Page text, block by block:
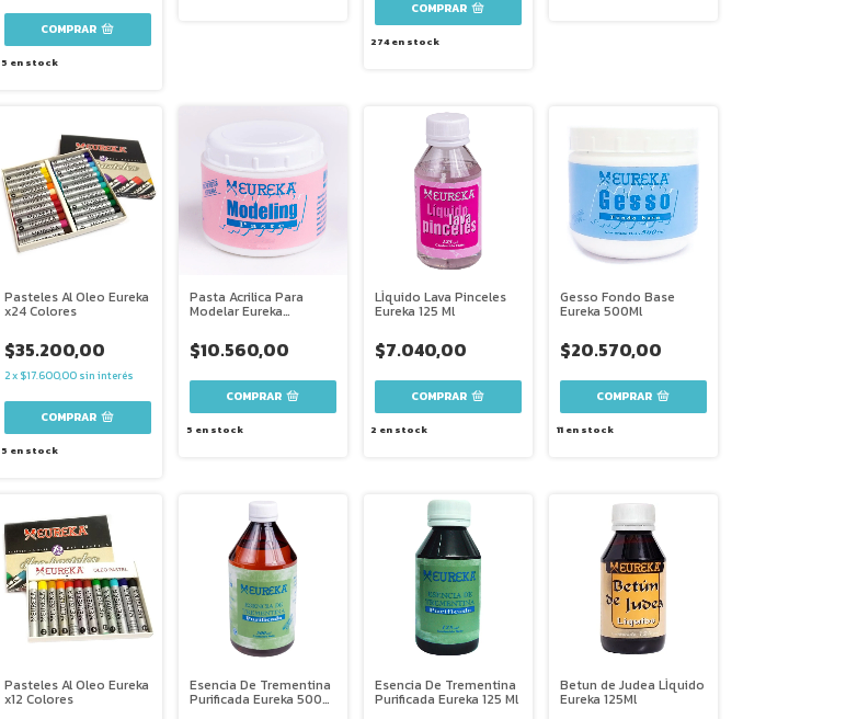
5 en stock
274en stock
Pasteles Al Oleo Eureka
x24 Colores
$35.200,00
2x $17.600,00 sin interés
5 en stock
Pasta Acrilica Para
Modelar Eureka
$10.560,00
5 en stock
LÌquido Lava Pinceles
Eureka 125 Ml
$7.040,00
2 en stock
Gesso Fondo Base
Eureka 500Ml
$20.570,00
11en stock
Pasteles Al Oleo Eureka
x12 Colores
Esencia De Trementina
Purificada Eureka 500
Esencia De Trementina
Purificada Eureka 125 Ml
Betun de Judea LÌquido
Eureka 125Ml